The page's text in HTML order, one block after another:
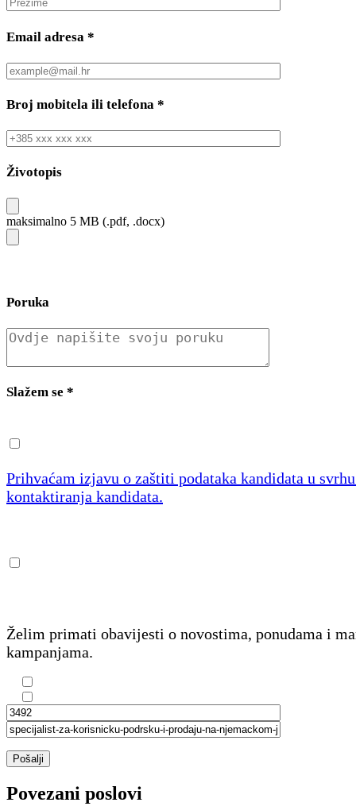
Email adresa *
Broj mobitela ili telefona *
Životopis
maksimalno 5 MB (.pdf, .docx)
Poruka
Slažem se *
Prihvaćam izjavu o zaštiti podataka kandidata u
kontaktiranja kandidata.
Želim primati obavijesti o novostima, ponudama i
kampanjama.
Pošalji
Povezani poslovi